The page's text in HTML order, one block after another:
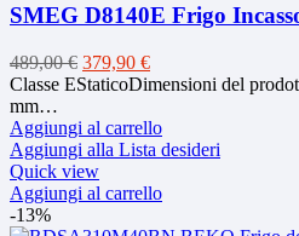
SMEG D8140E Frigo
489,00€ Il
prezzo
era:
489,00 €.
379,90 €Il
prezzo
è:
379,90 €.
Classe EStaticoDimensioni del
mm…
Aggiungi al carrello
Aggiungi alla Lista desideri
Quick view
Aggiungi al carrello
-13%